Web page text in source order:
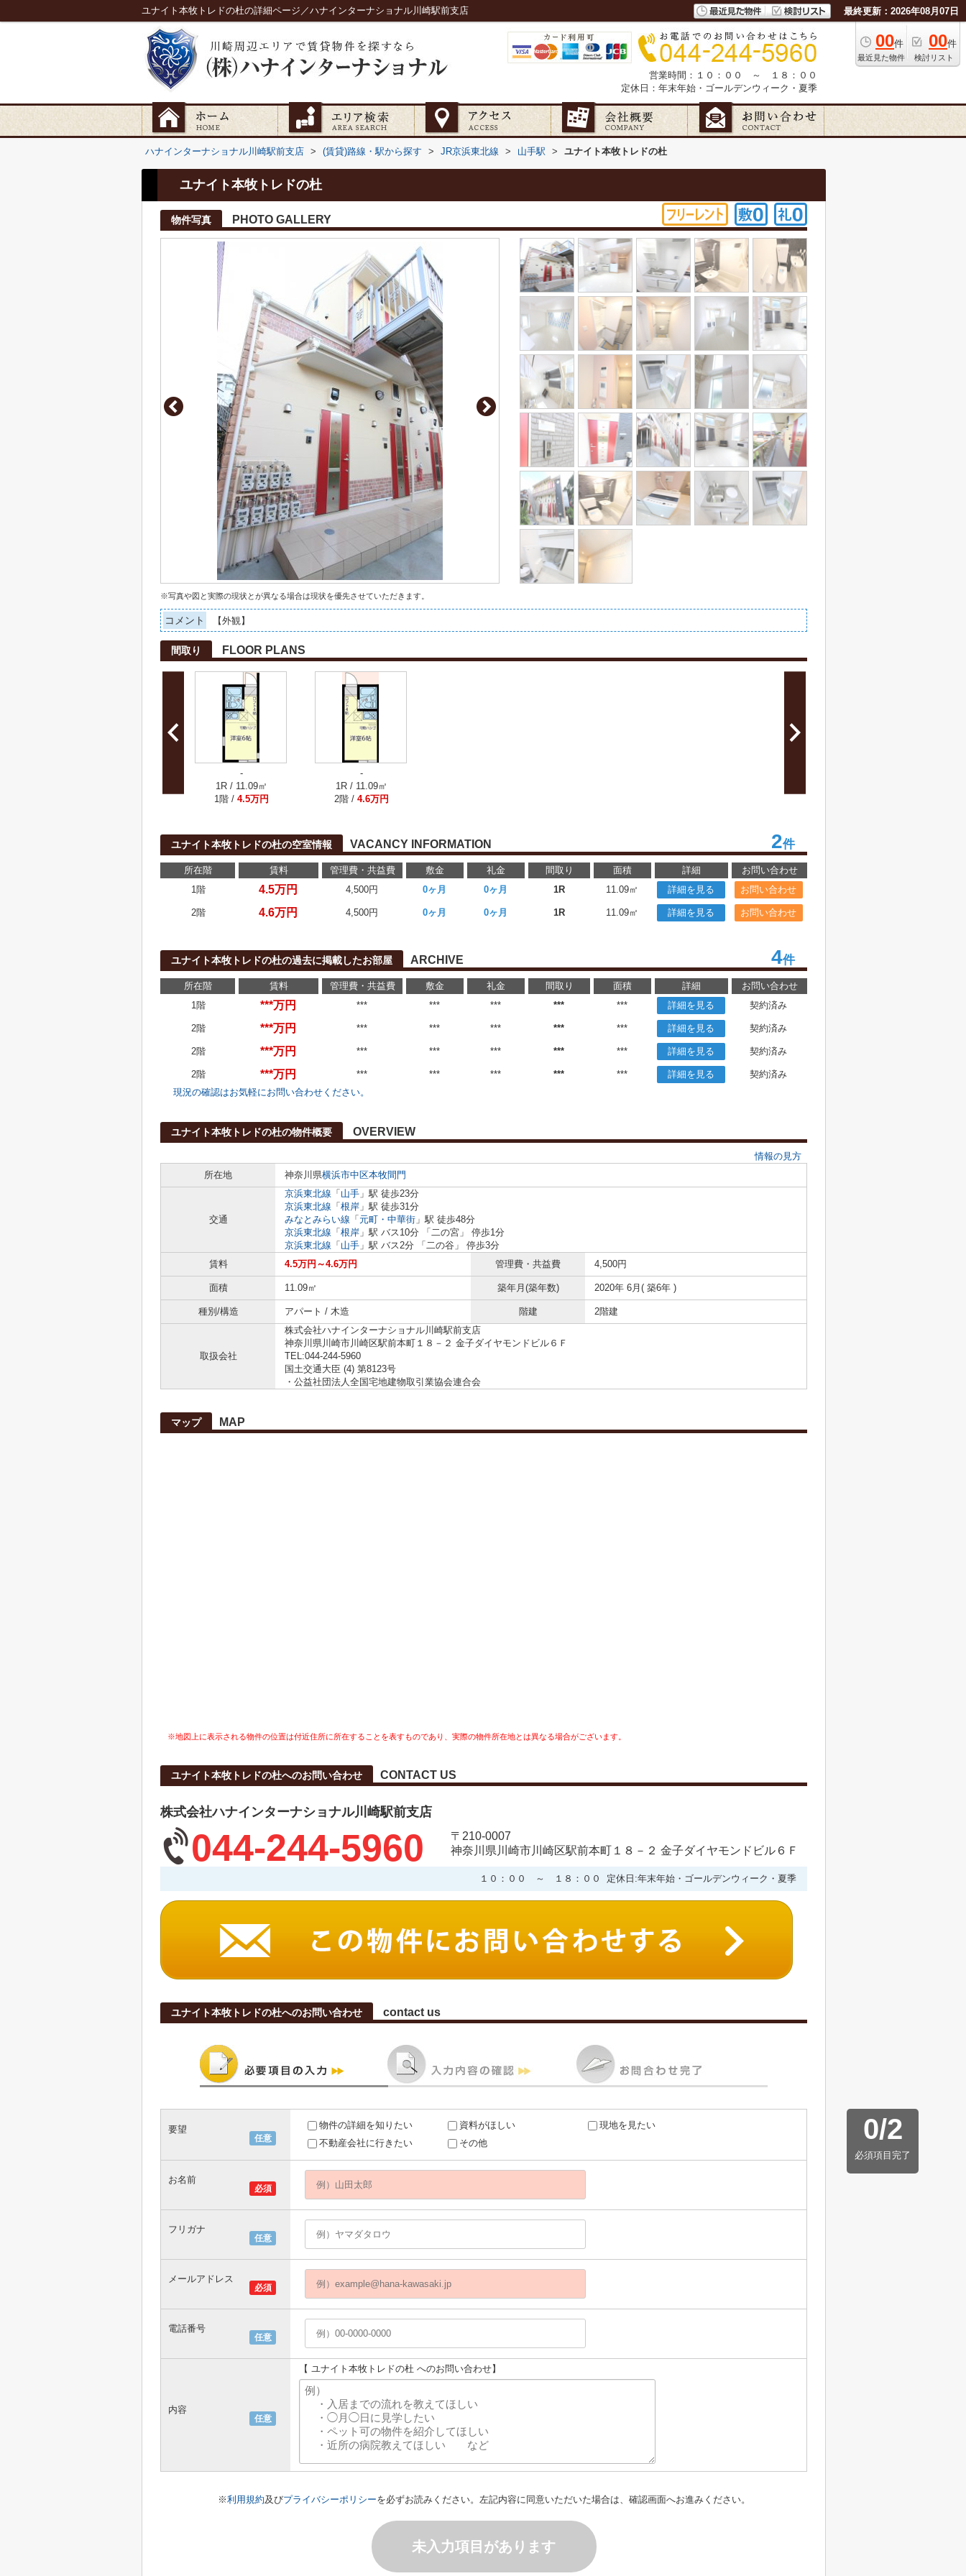
ユナイト本牧トレドの杜の詳細ページ／ハナインターナショナル川崎駅前支店 最終更新：2026年08月07日
00件
最近見た物件
00件
検討リスト
営業時間：１０：００ ～ １８：００
定休日：年末年始・ゴールデンウィーク・夏季
ハナインターナショナル川崎駅前支店 > (賃貸)路線・駅から探す > JR京浜東北線 > 山手駅 > ユナイト本牧トレドの杜
ユナイト本牧トレドの杜
物件写真 PHOTO GALLERY
※写真や図と実際の現状とが異なる場合は現状を優先させていただきます。
コメント 【外観】
間取り FLOOR PLANS
-
1R / 11.09㎡
1階 / 4.5万円
-
1R / 11.09㎡
2階 / 4.6万円
ユナイト本牧トレドの杜の空室情報 VACANCY INFORMATION 2件
所在階 賃料 管理費・共益費 敷金 礼金 間取り 面積 詳細
お問い合わせ
1階
4.5万円 4,500円 0ヶ月 0ヶ月 1R 11.09㎡ 詳細を見る お問い合わせ
2階 4.6万円 4,500円 0ヶ月 0ヶ月 1R 11.09㎡ 詳細を見る お問い合わせ
ユナイト本牧トレドの杜の過去に掲載したお部屋 ARCHIVE 4件
所在階 賃料 管理費・共益費 敷金 礼金 間取り 面積 詳細
お問い合わせ
1階
***万円 *** *** *** *** *** 詳細を見る 契約済み
2階 ***万円 *** *** *** *** *** 詳細を見る 契約済み
2階 ***万円 *** *** *** *** *** 詳細を見る 契約済み
2階 ***万円 *** *** *** *** *** 詳細を見る
契約済み
現況の確認はお気軽にお問い合わせください。
ユナイト本牧トレドの杜の物件概要 OVERVIEW
情報の見方
所在地
神奈川県横浜市中区本牧間門
交通
京浜東北線 「 山手 」駅 徒歩23分
京浜東北線 「 根岸 」駅 徒歩31分
みなとみらい線 「 元町・中華街 」駅 徒歩48分
京浜東北線 「 根岸 」駅 バス10分 「二の宮」 停歩1分
京浜東北線 「 山手 」駅 バス2分 「二の谷」 停歩3分
賃料
4.5万円～4.6万円 管理費・共益費 4,500円
面積 11.09㎡ 築年月(築年数) 2020年 6月( 築6年 )
種別/構造 アパート / 木造 階建 2階建
取扱会社
株式会社ハナインターナショナル川崎駅前支店
神奈川県川崎市川崎区駅前本町１８－２ 金子ダイヤモンドビル６Ｆ
TEL:044-244-5960
国土交通大臣 (4) 第8123号
・公益社団法人全国宅地建物取引業協会連合会
マップ MAP
※地図上に表示される物件の位置は付近住所に所在することを表すものであり、実際の物件所在地とは異なる場合がございます。
ユナイト本牧トレドの杜へのお問い合わせ CONTACT US
株式会社ハナインターナショナル川崎駅前支店
044-244-5960
〒210-0007
神奈川県川崎市川崎区駅前本町１８－２ 金子ダイヤモンドビル６Ｆ
１０：００ ～ １８：００ 定休日:年末年始・ゴールデンウィーク・夏季
ユナイト本牧トレドの杜へのお問い合わせ contact us
0/2
必須項目完了
任意
要望 物件の詳細を知りたい 資料がほしい
現地を見たい
不動産会社に行きたい
その他
必須
お名前
任意
フリガナ
必須
メールアドレス
任意
電話番号
任意
内容
【 ユナイト本牧トレドの杜 へのお問い合わせ】
※利用規約及びプライバシーポリシーを必ずお読みください。左記内容に同意いただいた場合は、確認画面へお進みください。
未入力項目があります